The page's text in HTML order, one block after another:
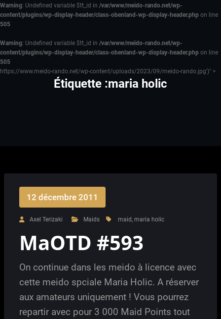
Warning: Undefined variable $tt_id in /var/www/meido-rando.net/wp-
content/plugins/wp-display-header/class-obenland-wp-display-header.php on line
505
Warning: Undefined variable $tt_id in /var/www/meido-rando.net/wp-
content/plugins/wp-display-header/class-obenland-wp-display-header.php on line
505
https://www.meido-rando.net/wp-content/uploads/2023/09/meido-rando.jpg')" >
Étiquette :maria holic
12 décembre 2011
Axel Terizaki Maids maid, maria holic
MaOTD #593
On continue dans les meido à licence avec
cette meido spciale Maria Holic. A réserver
aux amateurs uniquement ! Vous pourrez
repartir avec pour 3 000 Maid Points tout